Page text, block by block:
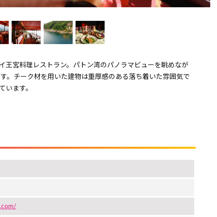
王宮料理レストラン。パトン湾のパノラマビューを眺めなが
。チーク材を用いた建物は重厚感のある落ち着いた雰囲気で
ます。